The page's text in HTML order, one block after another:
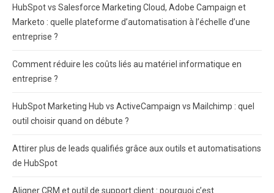
HubSpot vs Salesforce Marketing Cloud, Adobe Campaign et
Marketo : quelle plateforme d’automatisation à l’échelle d’une
entreprise ?
Comment réduire les coûts liés au matériel informatique en
entreprise ?
HubSpot Marketing Hub vs ActiveCampaign vs Mailchimp : quel
outil choisir quand on débute ?
Attirer plus de leads qualifiés grâce aux outils et automatisations
de HubSpot
Aligner CRM et outil de support client : pourquoi c’est